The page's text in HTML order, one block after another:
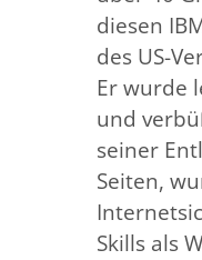
diesen
des US-
Er wurde
und
seiner
Seiten,
Skills als